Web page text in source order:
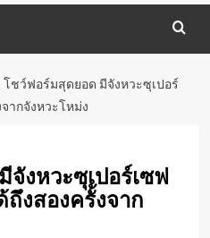
โชว์ฟอร์มสุดยอด มีจังหวะซุเปอร์
ากจังหวะโหม่ง
งหวะซุเปอร์เซฟ
งสองครั้งจาก